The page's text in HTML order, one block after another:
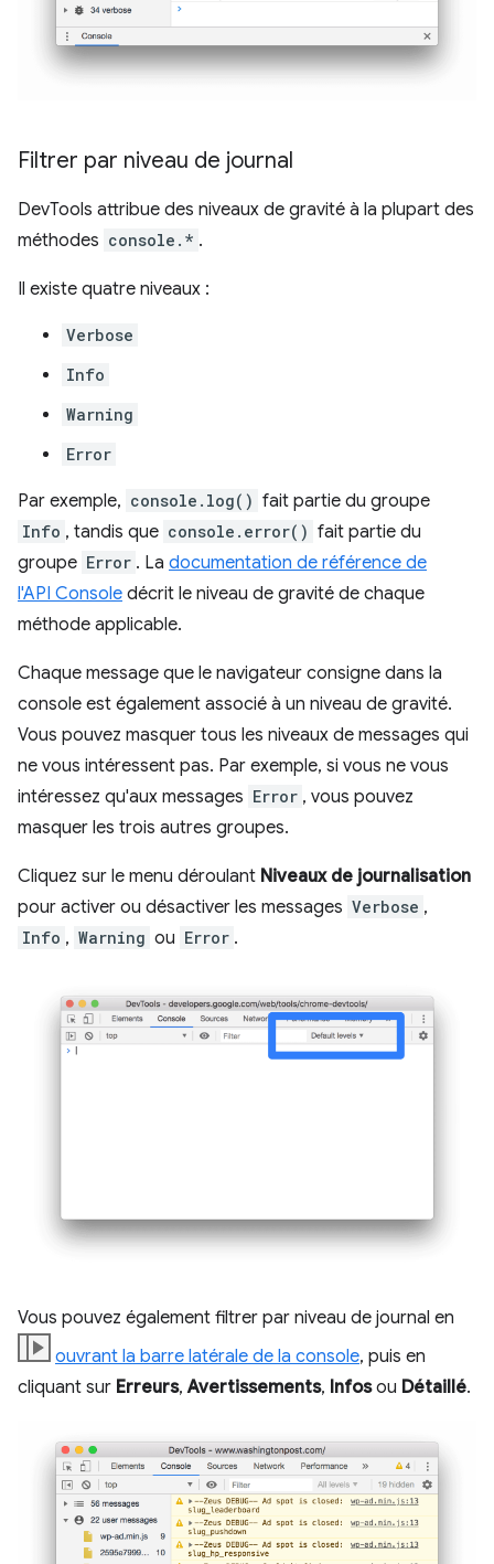
Filtrer par niveau de journal
DevTools attribue des niveaux de gravité à la plupart des
méthodes console.* .
Il existe quatre niveaux :
Verbose
Info
Warning
Error
Par exemple, console.log() fait partie du groupe
Info , tandis que console.error() fait partie du
groupe Error . La documentation de référence de
l'API Console décrit le niveau de gravité de chaque
méthode applicable.
Chaque message que le navigateur consigne dans la
console est également associé à un niveau de gravité.
Vous pouvez masquer tous les niveaux de messages qui
ne vous intéressent pas. Par exemple, si vous ne vous
intéressez qu'aux messages Error , vous pouvez
masquer les trois autres groupes.
Cliquez sur le menu déroulant Niveaux de journalisation
pour activer ou désactiver les messages Verbose ,
Info , Warning ou Error .
Vous pouvez également filtrer par niveau de journal en
ouvrant la barre latérale de la console, puis en
cliquant sur Erreurs,Avertissements, Infosou Détaillé.